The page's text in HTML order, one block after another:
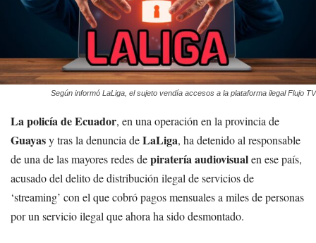
Según informó LaLiga, el sujeto vendía accesos a la plataforma ilegal Flujo TV
La policía de Ecuador, en una operación en la provincia de
Guayasy tras la denuncia deLaLiga, ha detenido al responsable
de una de las mayores redes depiratería audiovisualen ese país,
acusado del delito de distribución ilegal de servicios de
‘streaming’ con el que cobró pagos mensuales a miles de personas
por un servicio ilegal que ahora ha sido desmontado.